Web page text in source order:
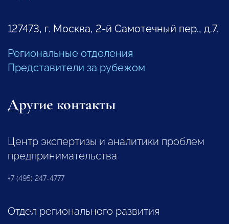
127473, г. Москва, 2-й Самотечный пер., д.7.
Региональные отделения
Представители за рубежом
Другие контакты
Центр экспертизы и аналитики проблем
предпринимательства
+7 (495) 247-4777
Отдел регионального развития